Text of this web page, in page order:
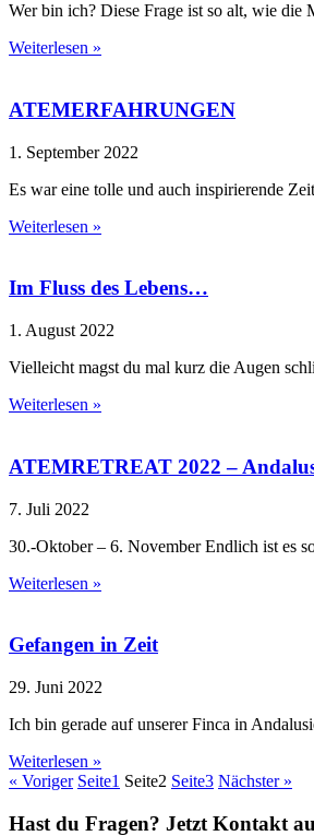
Wer bin ich? Diese Frage ist so alt, wie
Weiterlesen »
ATEMERFAHRUNGEN
1. September 2022
Es war eine tolle und auch inspirierende
Weiterlesen »
Im Fluss des Lebens…
1. August 2022
Vielleicht magst du mal kurz die Augen
Weiterlesen »
ATEMRETREAT 2022 –
7. Juli 2022
30.-Oktober – 6. November Endlich ist es
Weiterlesen »
Gefangen in Zeit
29. Juni 2022
Ich bin gerade auf unserer Finca in
Weiterlesen »
« Voriger Seite1 Seite2 Seite3 Nächster »
Hast du Fragen? Jetzt Kontakt